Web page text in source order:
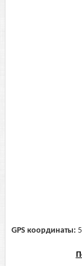
GPS координаты: